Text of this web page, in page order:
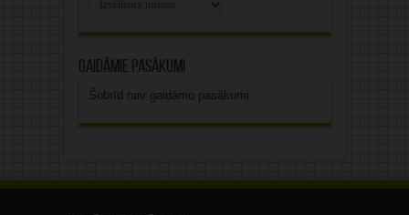
Gaidāmie pasākumi
Šobrīd nav gaidāmo pasākumi.